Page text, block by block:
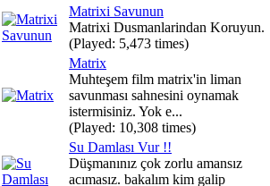
Matrixi Savunun
Matrixi Dusmanlarindan Koruyun.
(Played: 5,473 times)
Matrix
Muhteşem film matrix'in liman
savunması sahnesini oynamak
istermisiniz. Yok e...
(Played: 10,308 times)
Su Damlası Vur !!
Düşmanınız çok zorlu amansız
acımasız. bakalım kim galip